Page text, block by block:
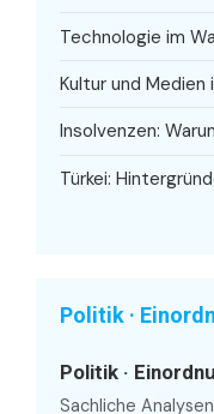
Technologie im
Kultur und Medien
Insolvenzen:
Türkei:
Politik ·
Politik ·
Sachliche